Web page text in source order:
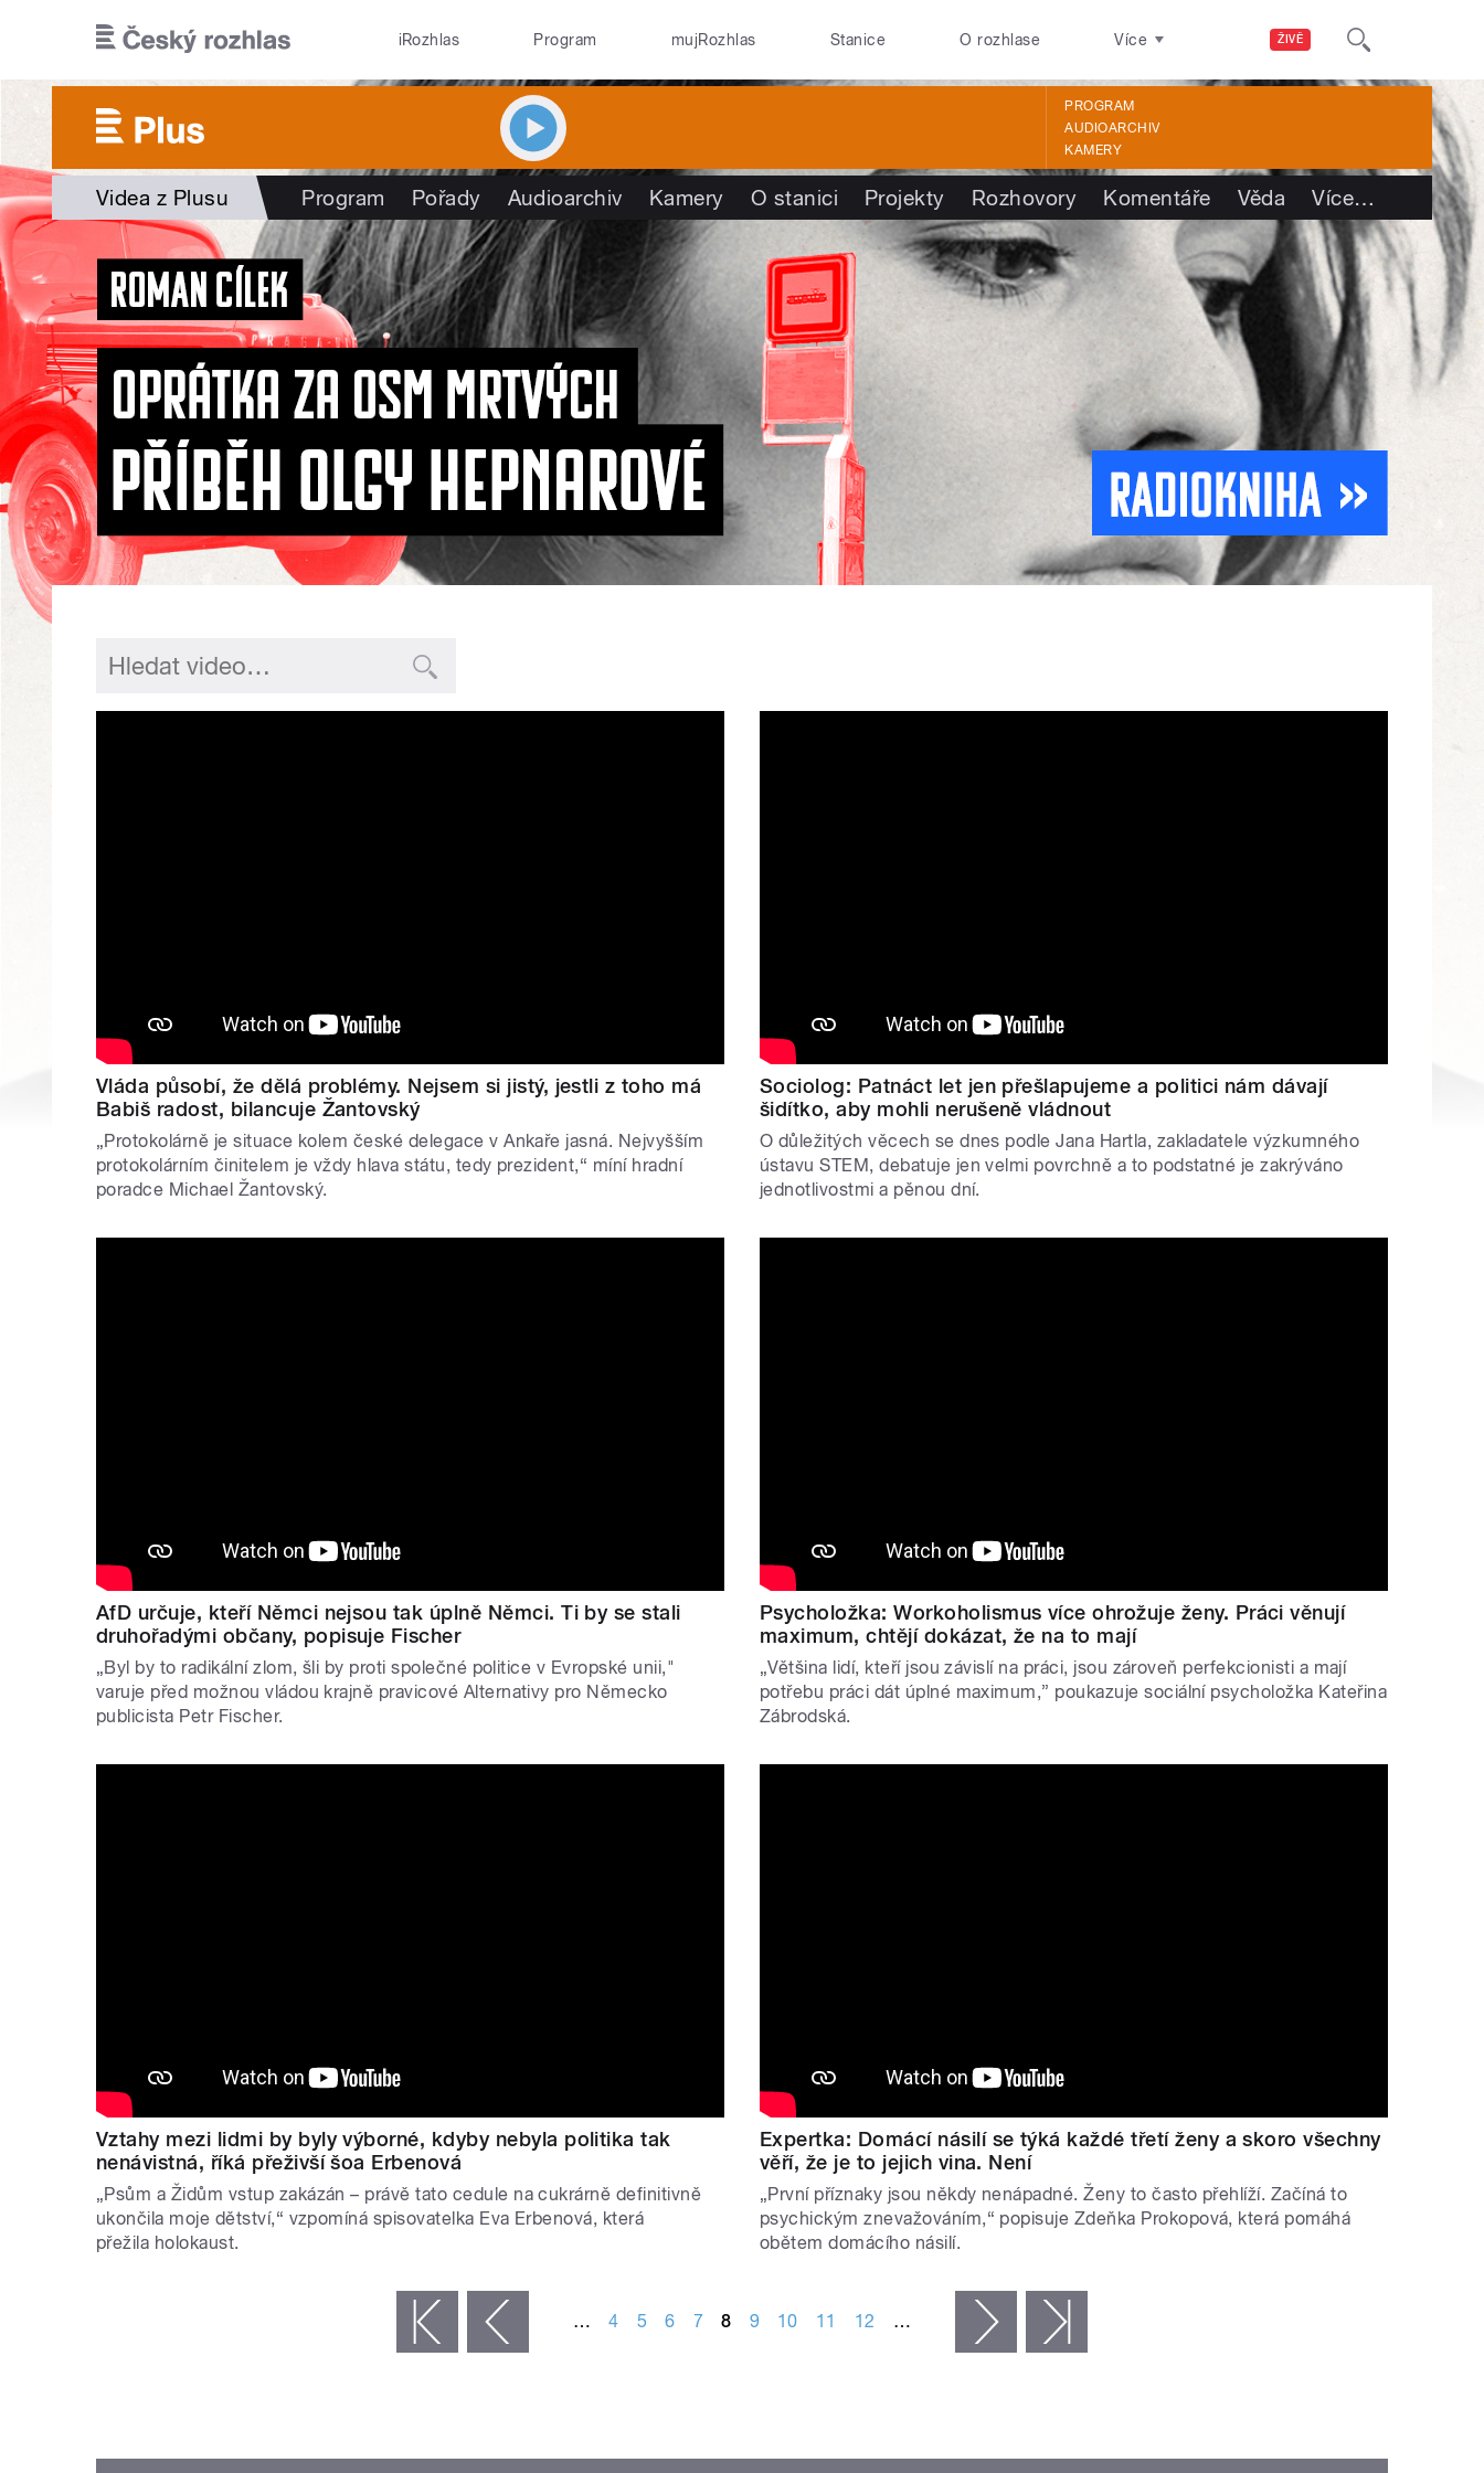
ŽIVĚ
iRozhlas Program mujRozhlas Stanice O rozhlase Více
PROGRAM
AUDIOARCHIV
KAMERY
Videa z Plusu Program Pořady Audioarchiv Kamery O stanici Projekty Rozhovory Komentáře Věda Více…
Vláda působí, že dělá problémy. Nejsem si jistý, jestli z toho má
Babiš radost, bilancuje Žantovský
„Protokolárně je situace kolem české delegace v Ankaře jasná. Nejvyšším
protokolárním činitelem je vždy hlava státu, tedy prezident,“ míní hradní
poradce Michael Žantovský.
Sociolog: Patnáct let jen přešlapujeme a politici nám dávají
šidítko, aby mohli nerušeně vládnout
O důležitých věcech se dnes podle Jana Hartla, zakladatele výzkumného
ústavu STEM, debatuje jen velmi povrchně a to podstatné je zakrýváno
jednotlivostmi a pěnou dní.
AfD určuje, kteří Němci nejsou tak úplně Němci. Ti by se stali
druhořadými občany, popisuje Fischer
„Byl by to radikální zlom, šli by proti společné politice v Evropské unii,"
varuje před možnou vládou krajně pravicové Alternativy pro Německo
publicista Petr Fischer.
Psycholožka: Workoholismus více ohrožuje ženy. Práci věnují
maximum, chtějí dokázat, že na to mají
„Většina lidí, kteří jsou závislí na práci, jsou zároveň perfekcionisti a mají
potřebu práci dát úplné maximum,” poukazuje sociální psycholožka Kateřina
Zábrodská.
Vztahy mezi lidmi by byly výborné, kdyby nebyla politika tak
nenávistná, říká přeživší šoa Erbenová
„Psům a Židům vstup zakázán – právě tato cedule na cukrárně definitivně
ukončila moje dětství,“ vzpomíná spisovatelka Eva Erbenová, která
přežila holokaust.
Expertka: Domácí násilí se týká každé třetí ženy a skoro všechny
věří, že je to jejich vina. Není
„První příznaky jsou někdy nenápadné. Ženy to často přehlíží. Začíná to
psychickým znevažováním,“ popisuje Zdeňka Prokopová, která pomáhá
obětem domácího násilí.
‹ předchozí … 4 5 6 7 8 9 10 11 12 … následující ›